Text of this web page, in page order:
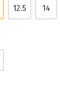
12.5 14